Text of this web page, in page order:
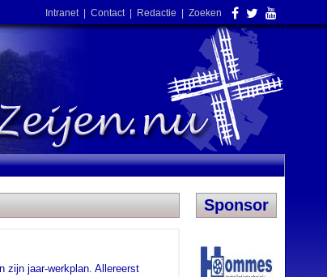
Intranet| Contact| Redactie Zoeken
Sponsor
zijn jaar-werkplan. Allereerst